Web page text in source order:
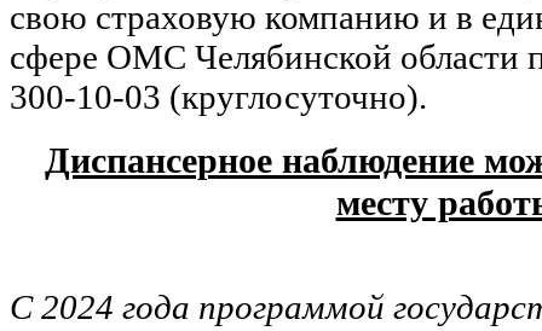
свою страховую компанию и в
сфере ОМС Челябинской области
300-10-03 (круглосуточно).
Диспансерное наблюдение
месту
С 2024 года программой